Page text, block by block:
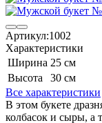
Артикул:1002
Характеристики
Ширина 25 см
Высота
30 см
Все характеристики
В этом букете
колбасок и сыры, а